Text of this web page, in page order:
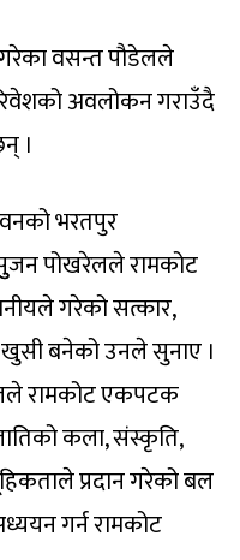
वसन्त पौडेलले
अवलोकन गराउँदै
।
भरतपुर
पोखरेलले रामकोट
गरेको सत्कार,
बनेको उनले सुनाए ।
रामकोट एकपटक
कला, संस्कृति,
प्रदान गरेको बल
गर्न रामकोट